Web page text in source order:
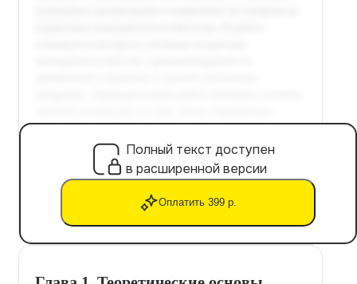
Полный текст доступен
в расширенной версии
Оплатить 399 р.